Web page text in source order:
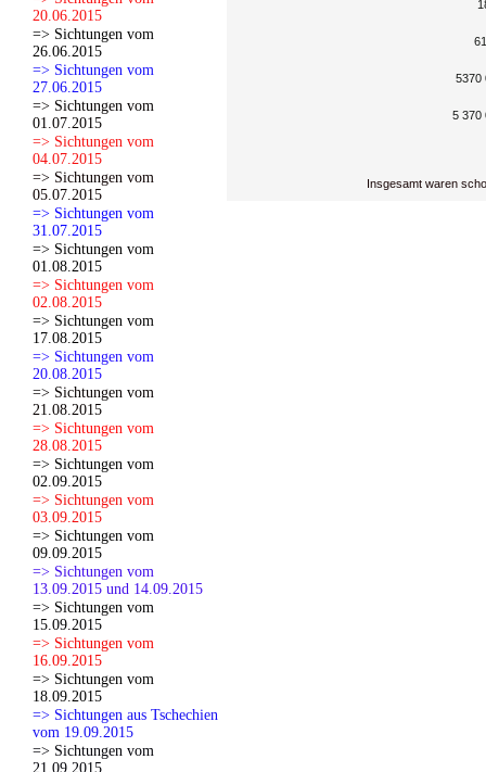
20.06.2015
=> Sichtungen vom
26.06.2015
=> Sichtungen vom
27.06.2015
=> Sichtungen vom
01.07.2015
=> Sichtungen vom
04.07.2015
=> Sichtungen vom
05.07.2015
=> Sichtungen vom
31.07.2015
=> Sichtungen vom
01.08.2015
=> Sichtungen vom
02.08.2015
=> Sichtungen vom
17.08.2015
=> Sichtungen vom
20.08.2015
=> Sichtungen vom
21.08.2015
=> Sichtungen vom
28.08.2015
=> Sichtungen vom
02.09.2015
=> Sichtungen vom
03.09.2015
=> Sichtungen vom
09.09.2015
=> Sichtungen vom
13.09.2015 und 14.09.2015
=> Sichtungen vom
15.09.2015
=> Sichtungen vom
16.09.2015
=> Sichtungen vom
18.09.2015
=> Sichtungen aus Tschechien
vom 19.09.2015
=> Sichtungen vom
21.09.2015
5370
5 370
Insgesamt waren